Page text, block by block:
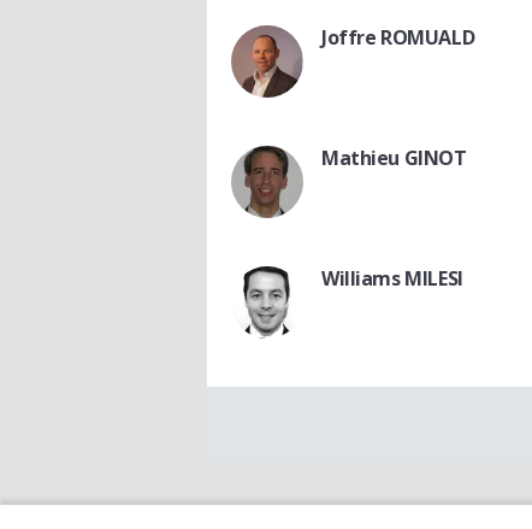
Joffre ROMUALD
Mathieu GINOT
Williams MILESI